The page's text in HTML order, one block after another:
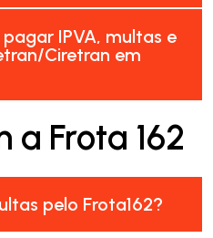
IPVA, multas e
Ciretran em
a Frota 162
pelo Frota162?